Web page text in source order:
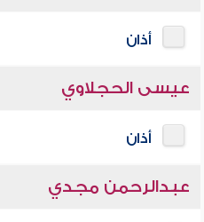
أذان
عيسى الحجلاوي
أذان
عبدالرحمن مجدي